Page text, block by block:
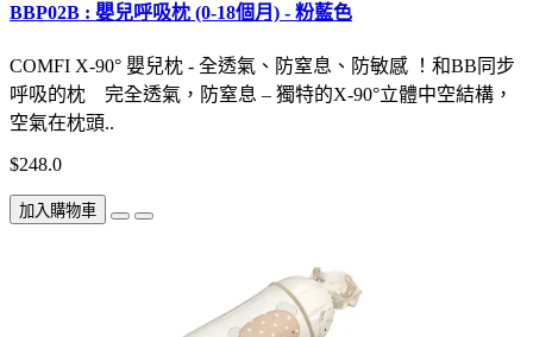
BBP02B : 嬰兒呼吸枕 (0-18個月) - 粉藍色
COMFI X-90° 嬰兒枕 - 全透氣、防窒息、防敏感 ！和BB同步
呼吸的枕 完全透氣，防窒息 – 獨特的X-90°立體中空結構，
空氣在枕頭..
$248.0
加入購物車